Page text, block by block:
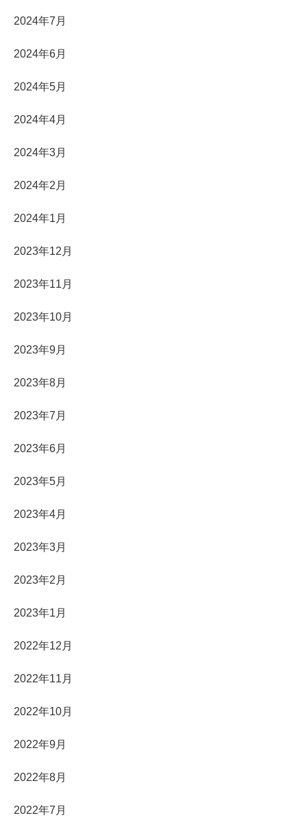
2024年7月
2024年6月
2024年5月
2024年4月
2024年3月
2024年2月
2024年1月
2023年12月
2023年11月
2023年10月
2023年9月
2023年8月
2023年7月
2023年6月
2023年5月
2023年4月
2023年3月
2023年2月
2023年1月
2022年12月
2022年11月
2022年10月
2022年9月
2022年8月
2022年7月